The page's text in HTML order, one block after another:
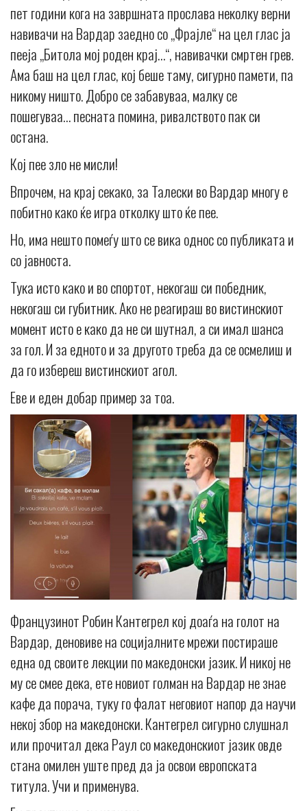
пет години кога на завршната прослава неколку верни
навивачи на Вардар заедно со „Фрајле“ на цел глас ја
пееја „Битола мој роден крај…“, навивачки смртен грев.
Ама баш на цел глас, кој беше таму, сигурно памети, па
никому ништо. Добро се забавуваа, малку се
пошегуваа… песната помина, ривалството пак си
остана.
Кој пее зло не мисли!
Впрочем, на крај секако, за Талески во Вардар многу е
побитно како ќе игра отколку што ќе пее.
Но, има нешто помеѓу што се вика однос со публиката и
со јавноста.
Тука исто како и во спортот, некогаш си победник,
некогаш си губитник. Ако не реагираш во вистинскиот
момент исто е како да не си шутнал, а си имал шанса
за гол. И за едното и за другото треба да се осмелиш и
да го избереш вистинскиот агол.
Еве и еден добар пример за тоа.
Французинот Робин Кантегрел кој доаѓа на голот на
Вардар, деновиве на социјалните мрежи постираше
една од своите лекции по македонски јазик. И никој не
му се смее дека, ете новиот голман на Вардар не знае
кафе да порача, туку го фалат неговиот напор да научи
некој збор на македонски. Кантегрел сигурно слушнал
или прочитал дека Раул со македонскиот јазик овде
стана омилен уште пред да ја освои европската
титула. Учи и применува.